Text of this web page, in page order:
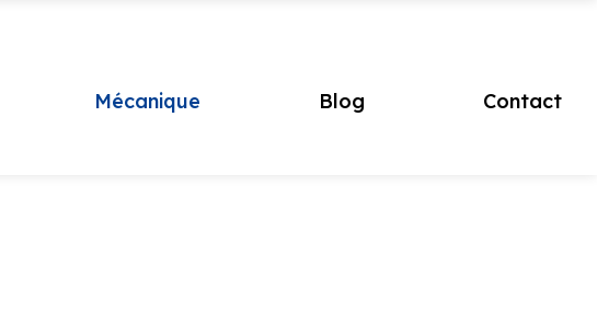
Mécanique Blog Contact